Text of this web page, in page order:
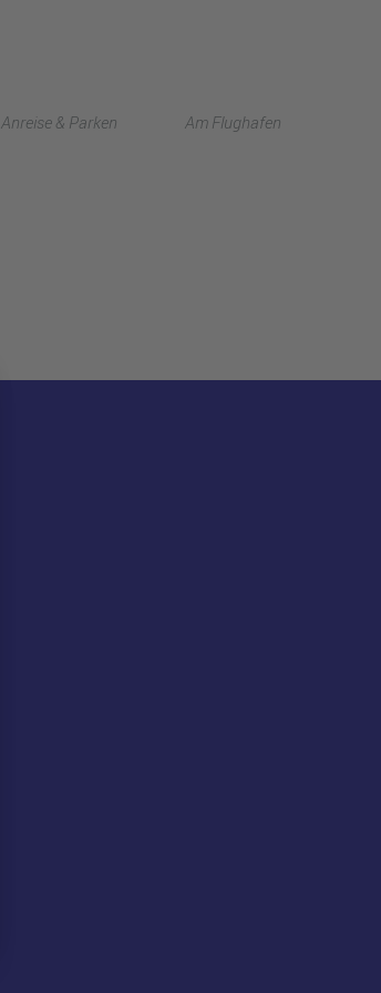
Anreise & Parken Am Flughafen